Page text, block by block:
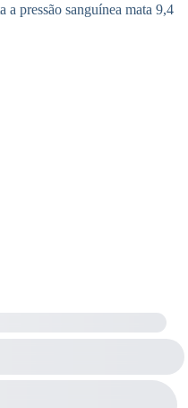
a pressão sanguínea mata 9,4